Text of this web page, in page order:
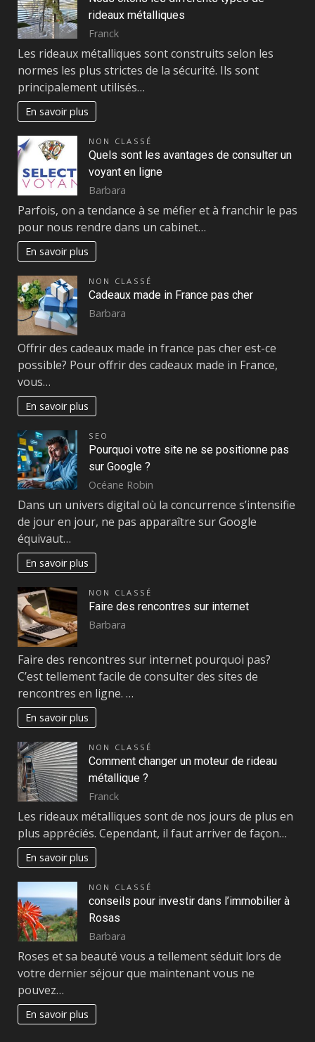
rideaux métalliques
Franck
Les rideaux métalliques sont construits selon les
normes les plus strictes de la sécurité. Ils sont
principalement utilisés…
En savoir plus
NON CLASSÉ
Quels sont les avantages de consulter un
voyant en ligne
Barbara
Parfois, on a tendance à se méfier et à franchir le pas
pour nous rendre dans un cabinet…
En savoir plus
NON CLASSÉ
Cadeaux made in France pas cher
Barbara
Offrir des cadeaux made in france pas cher est-ce
possible? Pour offrir des cadeaux made in France,
vous…
En savoir plus
SEO
Pourquoi votre site ne se positionne pas
sur Google ?
Océane Robin
Dans un univers digital où la concurrence s’intensifie
de jour en jour, ne pas apparaître sur Google
équivaut…
En savoir plus
NON CLASSÉ
Faire des rencontres sur internet
Barbara
Faire des rencontres sur internet pourquoi pas?
C’est tellement facile de consulter des sites de
rencontres en ligne. …
En savoir plus
NON CLASSÉ
Comment changer un moteur de rideau
métallique ?
Franck
Les rideaux métalliques sont de nos jours de plus en
plus appréciés. Cependant, il faut arriver de façon…
En savoir plus
NON CLASSÉ
conseils pour investir dans l’immobilier à
Rosas
Barbara
Roses et sa beauté vous a tellement séduit lors de
votre dernier séjour que maintenant vous ne
pouvez…
En savoir plus